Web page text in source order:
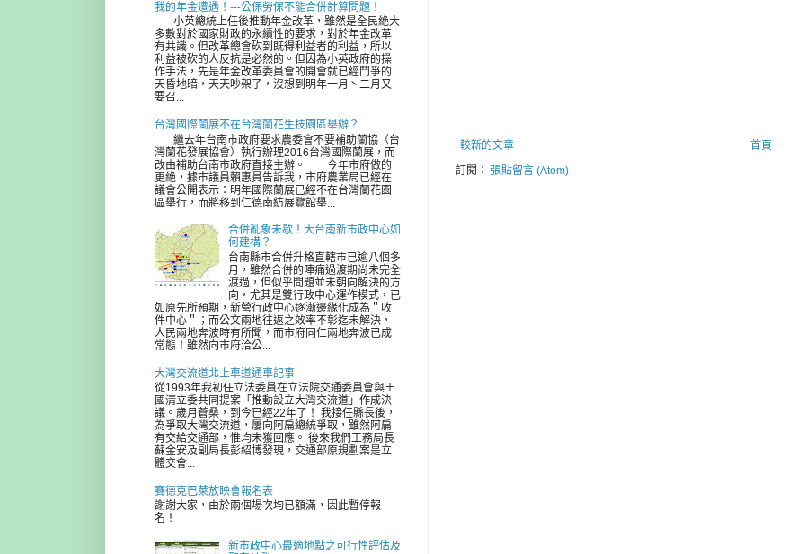
較新的文章
首頁
訂閱： 張貼留言 (Atom)
我的年金遭遇！---公保勞保不能合併計算問題！
小英總統上任後推動年金改革，雖然是全民絶大
多數對於國家財政的永續性的要求，對於年金改革
有共識。但改革總會砍到既得利益者的利益，所以
利益被砍的人反抗是必然的。但因為小英政府的操
作手法，先是年金改革委員會的開會就已經鬥爭的
天昏地暗，天天吵架了，沒想到明年一月丶二月又
要召...
台灣國際蘭展不在台灣蘭花生技園區舉辦？
繼去年台南市政府要求農委會不要補助蘭協（台
灣蘭花發展協會）執行辦理2016台灣國際蘭展，而
改由補助台南市政府直接主辦。 今年市府做的
更絶，據市議員賴惠員告訴我，市府農業局已經在
議會公開表示：明年國際蘭展已經不在台灣蘭花園
區舉行，而將移到仁德南紡展覽館舉...
合併亂象未歇！大台南新市政中心如
何建構？
台南縣市合併升格直轄市已逾八個多
月，雖然合併的陣痛過渡期尚未完全
渡過，但似乎問題並未朝向解決的方
向，尤其是雙行政中心運作模式，已
如原先所預期，新營行政中心逐漸邊緣化成為＂收
件中心＂；而公文兩地往返之效率不彰迄未解決，
人民兩地奔波時有所聞，而市府同仁兩地奔波已成
常態！雖然向市府洽公...
大灣交流道北上車道通車記事
從1993年我初任立法委員在立法院交通委員會與王
國清立委共同提案「推動設立大灣交流道」作成決
議。歲月蒼桑，到今已經22年了！ 我接任縣長後，
為爭取大灣交流道，屢向阿扁總統爭取，雖然阿扁
有交給交通部，惟均未獲回應。 後來我們工務局長
蘇金安及副局長彭紹博發現，交通部原規劃案是立
體交會...
賽德克巴萊放映會報名表
謝謝大家，由於兩個場次均已額滿，因此暫停報
名！
新市政中心最適地點之可行性評估及